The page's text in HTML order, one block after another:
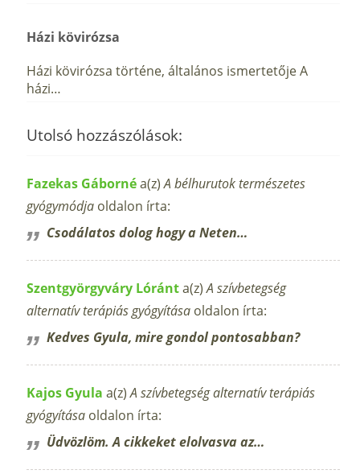
Házi kövirózsa
Házi kövirózsa történe, általános ismertetője A
házi…
Utolsó hozzászólások:
Fazekas Gábornéa(z)A bélhurutok természetes
gyógymódja oldalon írta:
Csodálatos dolog hogy a Neten…
Szentgyörgyváry Lóránta(z)A szívbetegség
alternatív terápiás gyógyítása oldalon írta:
Kedves Gyula, mire gondol pontosabban?
Kajos Gyula a(z)A szívbetegség alternatív terápiás
gyógyítása oldalon írta:
Üdvözlöm. A cikkeket elolvasva az…